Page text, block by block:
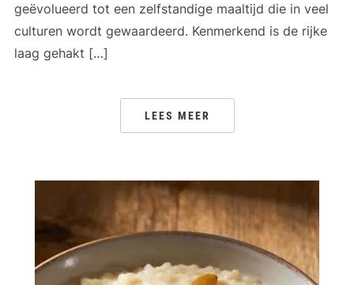
geëvolueerd tot een zelfstandige maaltijd die in veel
culturen wordt gewaardeerd. Kenmerkend is de rijke
laag gehakt […]
LEES MEER